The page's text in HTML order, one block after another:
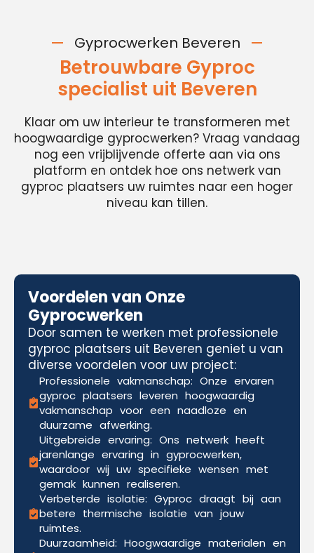
Gyprocwerken Beveren
Betrouwbare Gyproc
specialist uit Beveren
Klaar om uw interieur te transformeren met
hoogwaardige gyprocwerken? Vraag vandaag
nog een vrijblijvende offerte aan via ons
platform en ontdek hoe ons netwerk van
gyproc plaatsers uw ruimtes naar een hoger
niveau kan tillen.
Voordelen van Onze
Gyprocwerken
Door samen te werken met professionele
gyproc plaatsers uit Beveren geniet u van
diverse voordelen voor uw project:
Professionele vakmanschap: Onze ervaren
gyproc plaatsers leveren hoogwaardig
vakmanschap voor een naadloze en
duurzame afwerking.
Uitgebreide ervaring: Ons netwerk heeft
jarenlange ervaring in gyprocwerken,
waardoor wij uw specifieke wensen met
gemak kunnen realiseren.
Verbeterde isolatie: Gyproc draagt bij aan
betere thermische isolatie van jouw
ruimtes.
Duurzaamheid: Hoogwaardige materialen en